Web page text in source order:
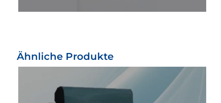
Ähnliche Produkte